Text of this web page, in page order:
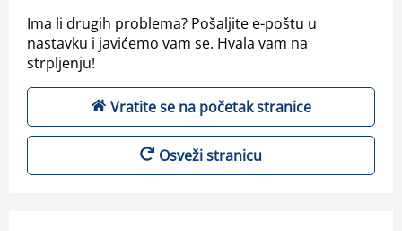
Ima li drugih problema? Pošaljite e-poštu u
nastavku i javićemo vam se. Hvala vam na
strpljenju!
Vratite se na početak stranice
Osveži stranicu